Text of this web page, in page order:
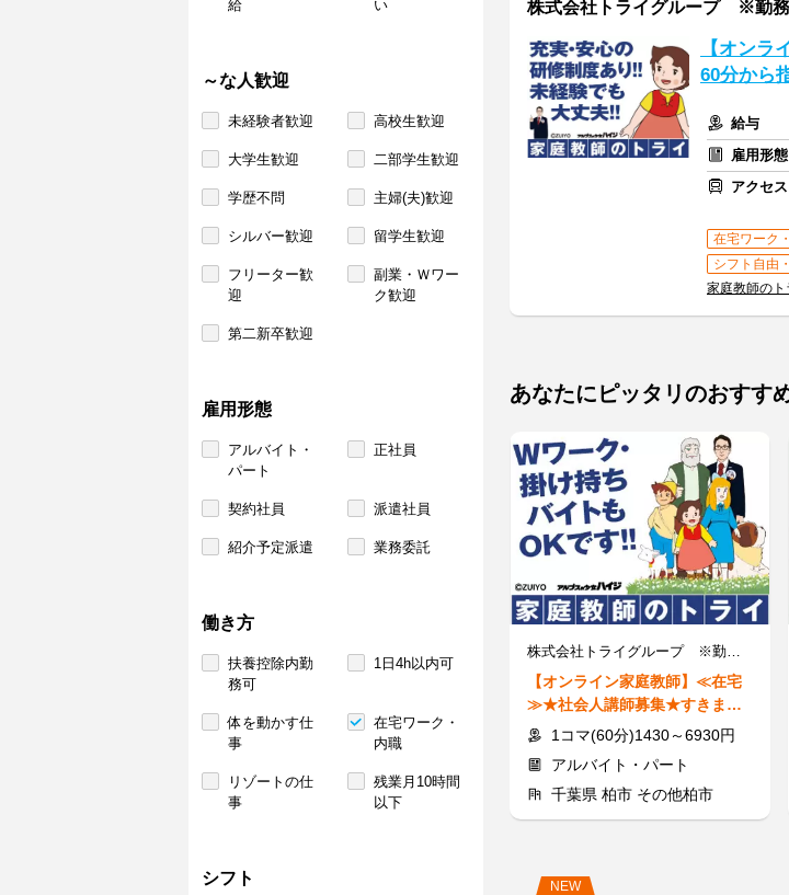
給
い
～な人歓迎
未経験者歓迎 高校生歓迎
大学生歓迎 二部学生歓迎
学歴不問 主婦(夫)歓迎
シルバー歓迎 留学生歓迎
フリーター歓
迎
副業・Ｗワー
ク歓迎
第二新卒歓迎
雇用形態
アルバイト・
パート
正社員
契約社員 派遣社員
紹介予定派遣 業務委託
働き方
扶養控除内勤
務可
1日4h以内可
体を動かす仕
事
在宅ワーク・
内職
リゾートの仕
事
残業月10時間
以下
シフト
株式会社トライグループ ※勤務
【オン
60分から
給与
雇用形態
アクセス
在宅ワーク
シフト自由
家庭教師の
あなたにピッタリのおすす
株式会社トライグループ ※勤務地：千葉県柏市
【オンライン家庭教師】≪在宅
≫★社会人講師募集★すきま時
間に60分から指導可能◎
1コマ(60分)1430～6930円
アルバイト・パート
千葉県 柏市 その他柏市
NEW